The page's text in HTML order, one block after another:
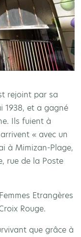
rejoint par sa
1938, et a gagné
Ils fuient à
« avec un
à Mimizan-Plage,
rue de la Poste
Etrangères
Rouge.
que grâce à